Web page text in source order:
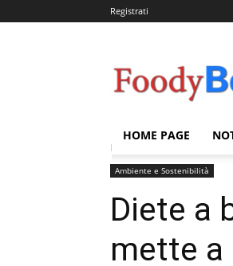
Registrati
HOME PAGE
Home
Ambiente e Sostenibilità
Diete a
mette